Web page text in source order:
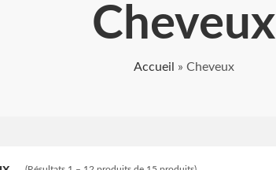
Cheveux
Accueil » Cheveux